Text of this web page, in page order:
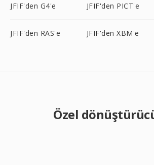
JFIF'den G4'e JFIF'den PICT'e
JFIF'den RAS'e JFIF'den XBM'e
Özel